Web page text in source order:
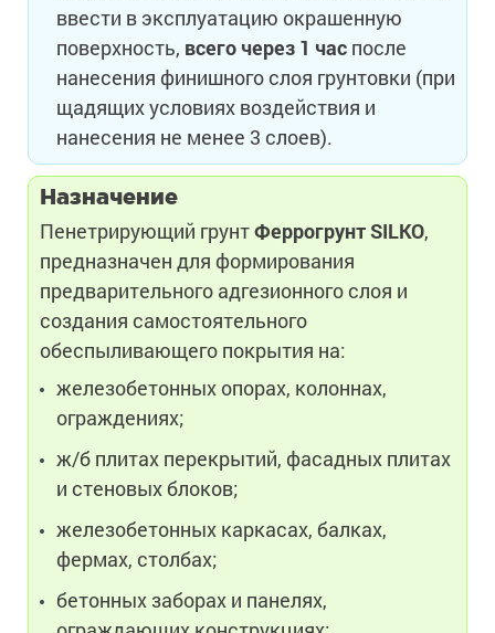
ввести в эксплуатацию окрашенную
поверхность, всего через 1 час после
нанесения финишного слоя грунтовки (при
щадящих условиях воздействия и
нанесения не менее 3 слоев).
Назначение
Пенетрирующий грунтФеррогрунтSILKO,
предназначен для формирования
предварительного адгезионного слоя и
создания самостоятельного
обеспыливающего покрытия на:
железобетонных опорах, колоннах,
ограждениях;
ж/б плитах перекрытий, фасадных плитах
и стеновых блоков;
железобетонных каркасах, балках,
фермах, столбах;
бетонных заборах и панелях,